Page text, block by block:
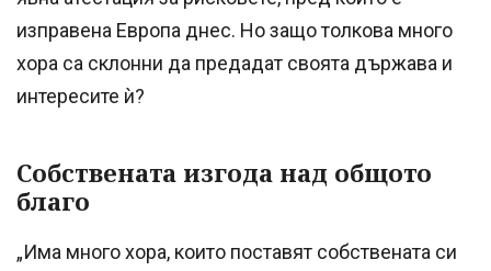
изправена Европа днес. Но защо толкова много
хора са склонни да предадат своята държава и
интересите ѝ?
Собствената изгода над общото
благо
„Има много хора, които поставят собствената си